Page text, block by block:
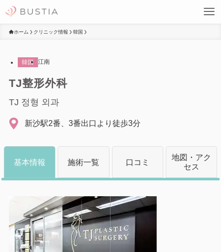
ホーム クリニック情報 韓国
韓国 江南
TJ整形外科
TJ 정형 외과
新沙駅2番、3番出口より徒歩3分
基本情報 施術一覧 口コミ
地図・ アク
セス